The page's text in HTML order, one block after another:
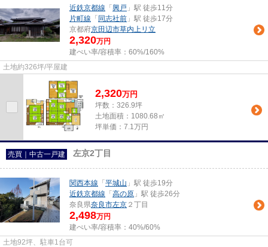
近鉄京都線 「 興戸 」駅 徒歩11分
片町線 「 同志社前 」駅 徒歩17分
京都府京田辺市草内上リ立
2,320万円
建ぺい率/容積率： 60%/160%
土地約326坪/平屋建
2,320万円
坪数：326.9坪
土地面積：1080.68㎡
坪単価：7.1万円
売買｜中古一戸建 左京2丁目
関西本線 「 平城山 」駅 徒歩19分
近鉄京都線 「 高の原 」駅 徒歩26分
奈良県奈良市左京 ２丁目
2,498万円
建ぺい率/容積率： 40%/60%
土地92坪、駐車1台可